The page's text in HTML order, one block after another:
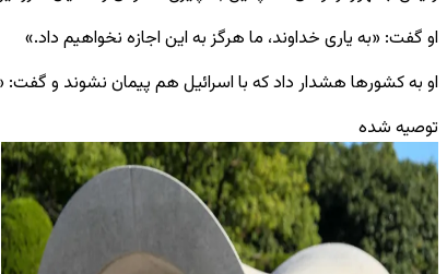
او گفت: «به یاری خداوند، ما هرگز به این اجازه نخواهیم داد.»
او به کشورها هشدار داد که با اسرائیل هم ‌پیمان نشوند و
توصیه شده